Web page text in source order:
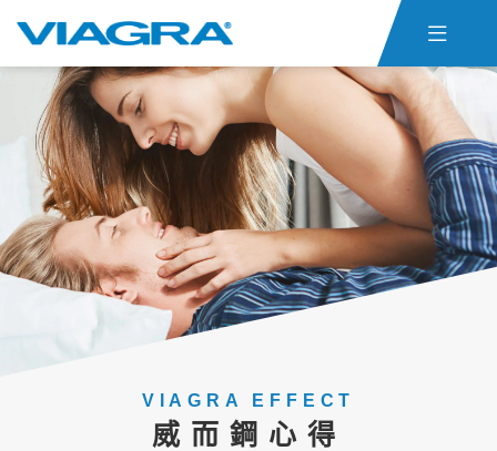

首頁
關於ED 威而鋼心得
聯絡我們 貨態查詢
威而鋼購買
VIAGRA EFFECT
威而鋼心得